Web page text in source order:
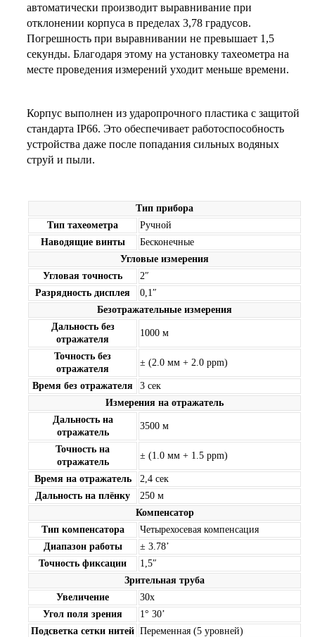
автоматически производит выравнивание при
отклонении корпуса в пределах 3,78 градусов.
Погрешность при выравнивании не превышает 1,5
секунды. Благодаря этому на установку тахеометра на
месте проведения измерений уходит меньше времени.
Корпус выполнен из ударопрочного пластика с защитой
стандарта IP66. Это обеспечивает работоспособность
устройства даже после попадания сильных водяных
струй и пыли.
Тип прибора
Тип тахеометра
Ручной
Наводящие винты
Бесконечные
Угловые измерения
Угловая точность
2″
Разрядность дисплея
0,1″
Безотражательные измерения
Дальность без
отражателя
1000 м
Точность без
отражателя
± (2.0 мм + 2.0 ppm)
Время без отражателя
3 сек
Измерения на отражатель
Дальность на
отражатель
3500 м
Точность на
отражатель
± (1.0 мм + 1.5 ppm)
Время на отражатель
2,4 сек
Дальность на плёнку
250 м
Компенсатор
Тип компенсатора
Четырехосевая компенсация
Диапазон работы
± 3.78’
Точность фиксации
1,5″
Зрительная труба
Увеличение
30х
Угол поля зрения
1° 30’
Подсветка сетки нитей Переменная (5 уровней)